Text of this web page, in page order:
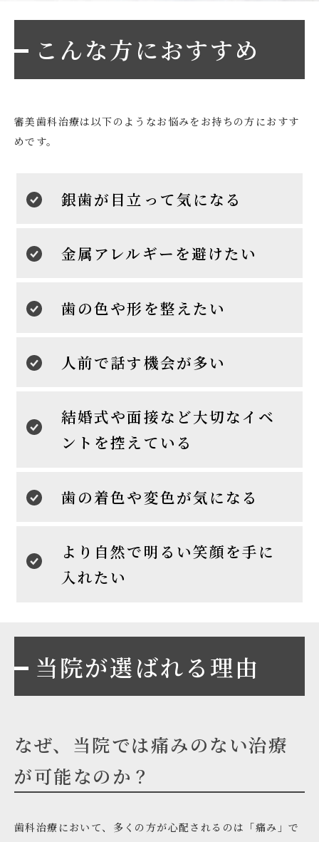
こんな方におすすめ
審美歯科治療は以下のようなお悩みをお持ちの方におすす
めです。
銀歯が目立って気になる
金属アレルギーを避けたい
歯の色や形を整えたい
人前で話す機会が多い
結婚式や面接など大切なイベ
ントを控えている
歯の着色や変色が気になる
より自然で明るい笑顔を手に
入れたい
当院が選ばれる理由
なぜ、当院では痛みのない治療
が可能なのか？
歯科治療において、多くの方が心配されるのは「痛み」で